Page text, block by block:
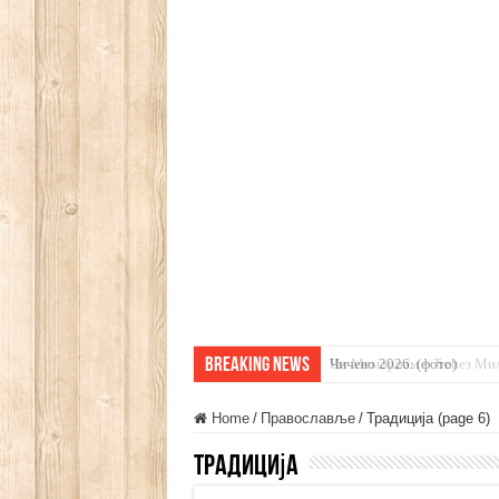
Breaking News Чичево 2026. (фото)
Home / Православље / Традиција (page 6)
Традиција